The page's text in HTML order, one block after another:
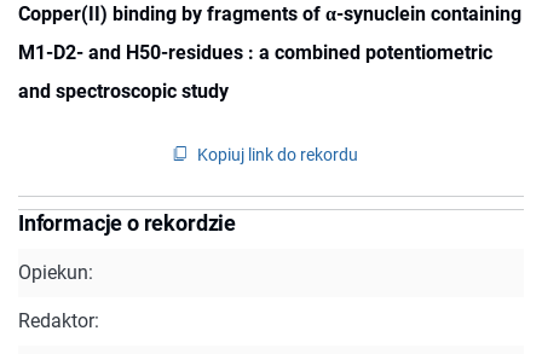
Copper(II) binding by fragments of α-synuclein containing
M1-D2- and H50-residues : a combined potentiometric
and spectroscopic study
Kopiuj link do rekordu
Informacje o rekordzie
Opiekun:
Redaktor: